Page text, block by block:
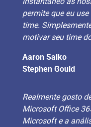
permite que eu
time.
motivar seu time
Aaron Salko
Stephen Gould
Realmente gosto
Microsoft Office
Microsoft e a